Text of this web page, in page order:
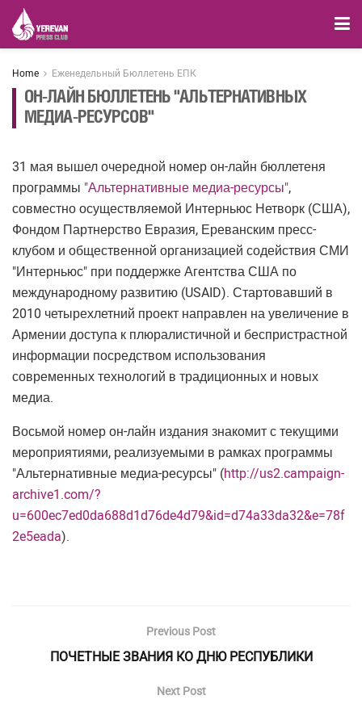
Home Еженедельный Бюллетень ЕПК
ОН-ЛАЙН БЮЛЛЕТЕНЬ "АЛЬТЕРНАТИВНЫХ
МЕДИА-РЕСУРСОВ"
31 мая вышел очередной номер он-лайн бюллетеня
программы "Альтернативные медиа-ресурсы",
совместно осуществляемой Интерньюс Нетворк (США),
Фондом Партнерство Евразия, Ереванским пресс-
клубом и общественной организацией содействия СМИ
"Интерньюс" при поддержке Агентства США по
международному развитию (USAID). Стартовавший в
2010 четырехлетний проект направлен на увеличение в
Армении доступа к плюралистичной и беспристрастной
информации посредством использования
современных технологий в традиционных и новых
медиа.
Восьмой номер он-лайн издания знакомит с текущими
мероприятиями, реализуемыми в рамках программы
"Альтернативные медиа-ресурсы" (http://us2.campaign-
archive1.com/?
u=600ec7ed0da688d1d76de4d79&id=d74a33da32&e=78f
2e5eada).
Previous Post
ПОЧЕТНЫЕ ЗВАНИЯ КО ДНЮ РЕСПУБЛИКИ
Next Post